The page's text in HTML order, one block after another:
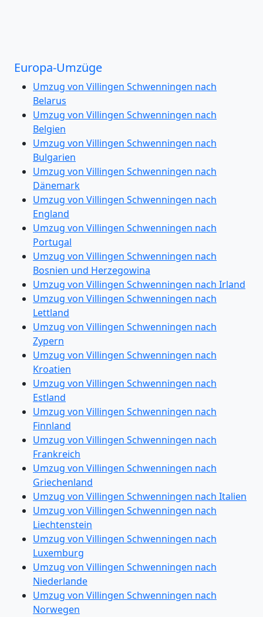
Europa-Umzüge
Umzug von Villingen Schwenningen nach
Belarus
Umzug von Villingen Schwenningen nach
Belgien
Umzug von Villingen Schwenningen nach
Bulgarien
Umzug von Villingen Schwenningen nach
Dänemark
Umzug von Villingen Schwenningen nach
England
Umzug von Villingen Schwenningen nach
Portugal
Umzug von Villingen Schwenningen nach
Bosnien und Herzegowina
Umzug von Villingen Schwenningen nach Irland
Umzug von Villingen Schwenningen nach
Lettland
Umzug von Villingen Schwenningen nach
Zypern
Umzug von Villingen Schwenningen nach
Kroatien
Umzug von Villingen Schwenningen nach
Estland
Umzug von Villingen Schwenningen nach
Finnland
Umzug von Villingen Schwenningen nach
Frankreich
Umzug von Villingen Schwenningen nach
Griechenland
Umzug von Villingen Schwenningen nach Italien
Umzug von Villingen Schwenningen nach
Liechtenstein
Umzug von Villingen Schwenningen nach
Luxemburg
Umzug von Villingen Schwenningen nach
Niederlande
Umzug von Villingen Schwenningen nach
Norwegen